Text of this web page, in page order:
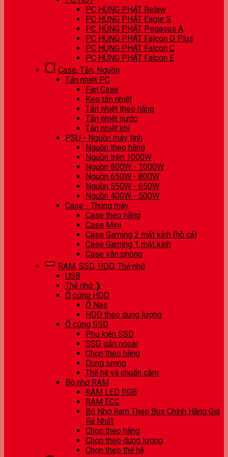
PC HÙNG PHÁT Relaw
PC HÙNG PHÁT Eagle S
PC HÙNG PHÁT Pegasus A
PC HÙNG PHÁT Falcon D Plus
PC HÙNG PHÁT Falcon C
PC HÙNG PHÁT Falcon E
Case, Tản, Nguồn
Tản nhiệt PC
Fan Case
Keo tản nhiệt
Tản nhiệt theo hãng
Tản nhiệt nước
Tản nhiệt khí
PSU - Nguồn máy tính
Nguồn theo hãng
Nguồn trên 1000W
Nguồn 800W - 1000W
Nguồn 650W - 800W
Nguồn 550W - 650W
Nguồn 400W - 500W
Case - Thùng máy
Case theo hãng
Case Mini
Case Gaming 2 mặt kính (hồ cá)
Case Gaming 1 mặt kính
Case văn phòng
RAM, SSD, HDD, Thẻ nhớ
USB
Thẻ nhớ ❯
Ổ cứng HDD
Ổ Nas
HDD theo dung lượng
Ổ cứng SSD
Phụ kiện SSD
SSD gắn ngoài
Chọn theo hãng
Dung lượng
Thế hệ và chuẩn cắm
Bộ nhớ RAM
RAM LED RGB
RAM ECC
Bộ Nhớ Ram Theo Bus Chính Hãng Giá
Rẻ Nhất
Chọn theo hãng
Chọn theo dung lượng
Chọn theo thế hệ